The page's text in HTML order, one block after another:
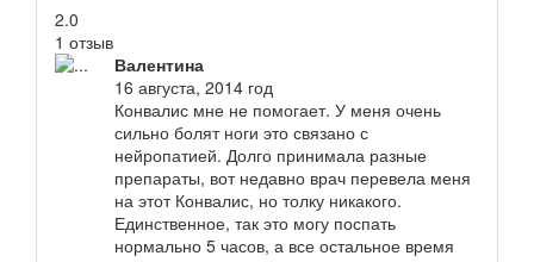
2.0
1 отзыв
Валентина
16 августа, 2014 год
Конвалис мне не помогает. У меня очень
сильно болят ноги это связано с
нейропатией. Долго принимала разные
препараты, вот недавно врач перевела меня
на этот Конвалис, но толку никакого.
Единственное, так это могу поспать
нормально 5 часов, а все остальное время